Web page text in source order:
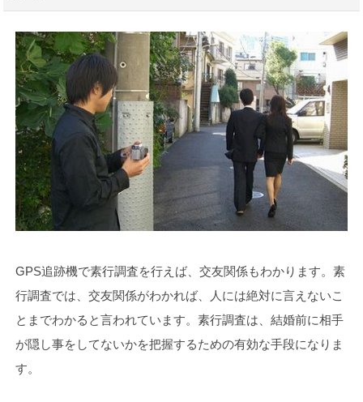
GPS追跡機で素行調査を行えば、交友関係もわかります。素
行調査では、交友関係がわかれば、人には絶対に言えないこ
とまでわかると言われています。素行調査は、結婚前に相手
が隠し事をしてないかを把握するための有効な手段になりま
す。